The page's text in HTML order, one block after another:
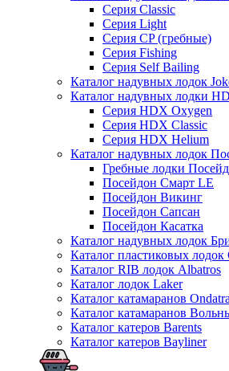
Серия Classic
Серия Light
Серия CP (гребные)
Серия Fishing
Серия Self Bailing
Каталог надувных лодок
Каталог надувных лодки
Серия HDX Oxygen
Серия HDX Classic
Серия HDX Helium
Каталог надувных лодок
Гребные лодки
Посейдон Смарт LE
Посейдон Викинг
Посейдон Сапсан
Посейдон Касатка
Каталог надувных лодок
Каталог пластиковых лодок
Каталог RIB лодок Albatros
Каталог лодок Laker
Каталог катамаранов Ondatra
Каталог катамаранов
Каталог катеров Barents
Каталог катеров Bayliner